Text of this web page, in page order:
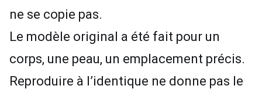
ne se copie pas.
Le modèle original a été fait pour un
corps, une peau, un emplacement précis.
Reproduire à l’identique ne donne pas le